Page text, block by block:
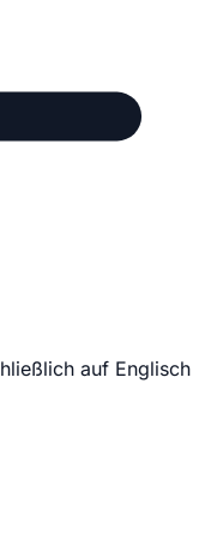
auf Englisch